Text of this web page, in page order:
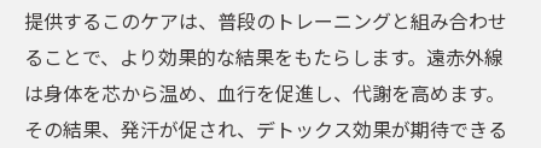
提供するこのケアは、普段のトレーニングと組み合わせ
ることで、より効果的な結果をもたらします。遠赤外線
は身体を芯から温め、血行を促進し、代謝を高めます。
その結果、発汗が促され、デトックス効果が期待できる